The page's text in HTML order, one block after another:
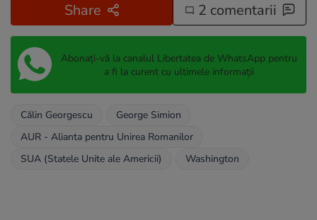
Share 2 comentarii
Abonați-vă la canalul Libertatea de WhatsApp pentru
a fi la curent cu ultimele informații
Călin Georgescu
George Simion
AUR - Alianta pentru Unirea Romanilor
SUA (Statele Unite ale Americii)
Washington